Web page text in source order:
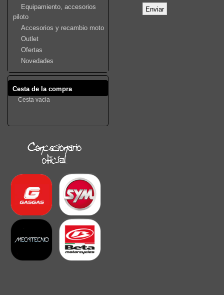
Equipamiento, accesorios
piloto
Accesorios y recambio moto
Outlet
Ofertas
Novedades
Cesta de la compra
Cesta vacia